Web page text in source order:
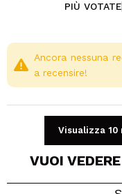
PIÙ VOTATE
Ancora nessuna
a recensire!
Visualizza
VUOI